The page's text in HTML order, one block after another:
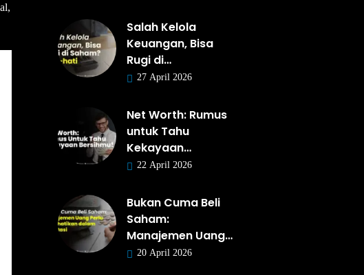
Salah Kelola
Keuangan, Bisa
Rugi di…
27 April 2026
Net Worth: Rumus
untuk Tahu
Kekayaan…
22 April 2026
Bukan Cuma Beli
Saham:
Manajemen Uang…
20 April 2026